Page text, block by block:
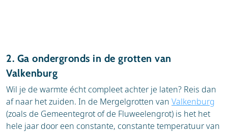
2. Ga ondergronds in de grotten van
Valkenburg
Wil je de warmte écht compleet achter je laten? Reis dan
af naar het zuiden. In de Mergelgrotten van Valkenburg
(zoals de Gemeentegrot of de Fluweelengrot) is het het
hele jaar door een constante, constante temperatuur van